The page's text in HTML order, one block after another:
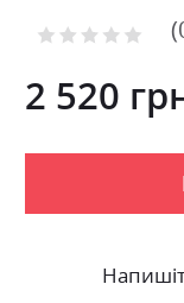
the
gallery
Рейтинг:
2 520